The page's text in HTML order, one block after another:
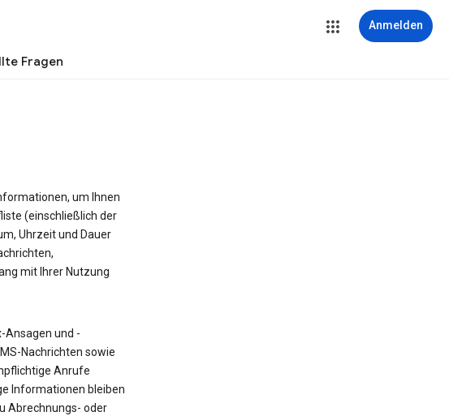
Anmelden
Fragen
um Ihnen
(einschließlich der
Uhrzeit und Dauer
mit Ihrer Nutzung
Ansagen und -
Nachrichten sowie
Anrufe
Informationen bleiben
Abrechnungs- oder